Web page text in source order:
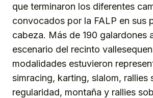
que terminaron los diferentes
convocados por la FALP en sus
cabeza. Más de 190 galardones
escenario del recinto
modalidades estuvieron
simracing, karting, slalom, rallies
regularidad, montaña y rallies